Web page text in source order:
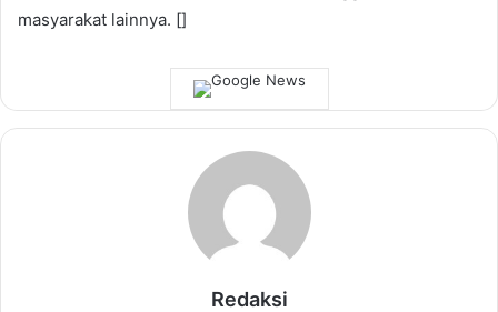
masyarakat lainnya. []
Redaksi